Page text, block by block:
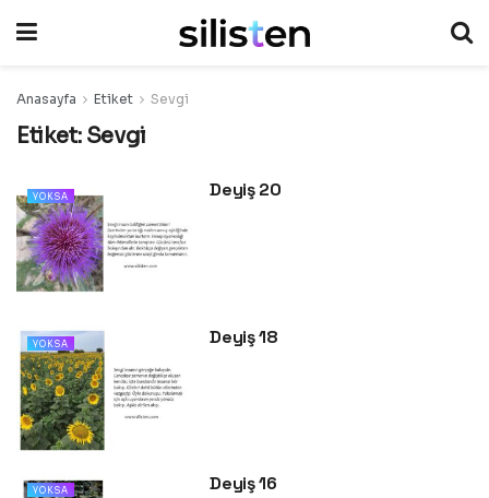
Anasayfa Etiket Sevgi
Etiket: Sevgi
YOKSA Deyiş 20
YOKSA Deyiş 18
YOKSA Deyiş 16